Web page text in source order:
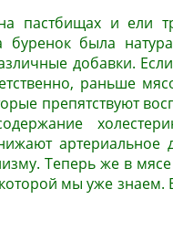
пастбищах и ели
буренок была
добавки.
раньше
препятствуют
Теперь же в
мы уже знаем.